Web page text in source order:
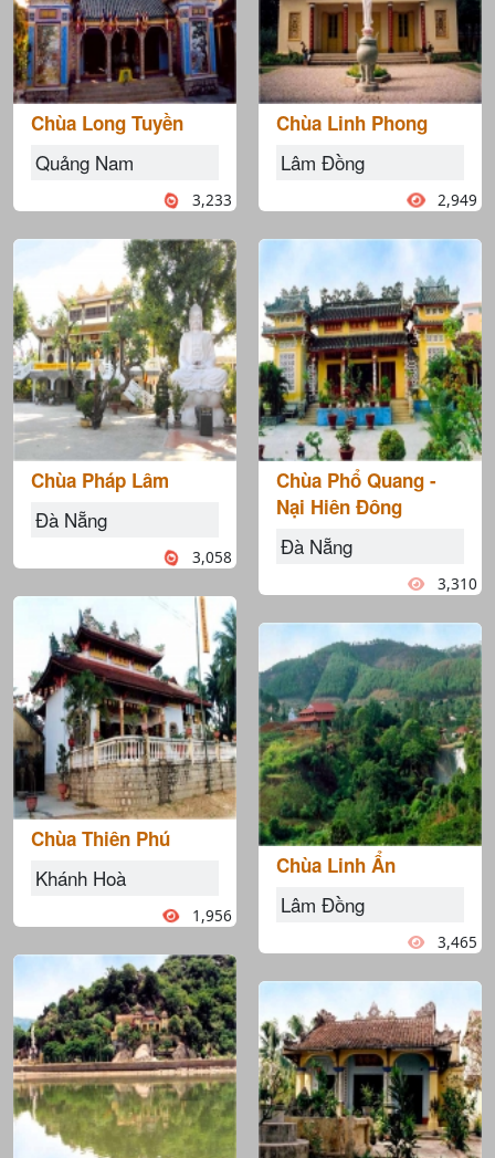
Chùa Long Tuyền
Quảng Nam
3,233
Chùa Pháp Lâm
Đà Nẵng
3,058
Chùa Thiên Phú
Khánh Hoà
1,956
Chùa Linh Phong
Lâm Đồng
2,949
Chùa Phổ Quang -
Nại Hiên Đông
Đà Nẵng
3,310
Chùa Linh Ẩn
Lâm Đồng
3,465